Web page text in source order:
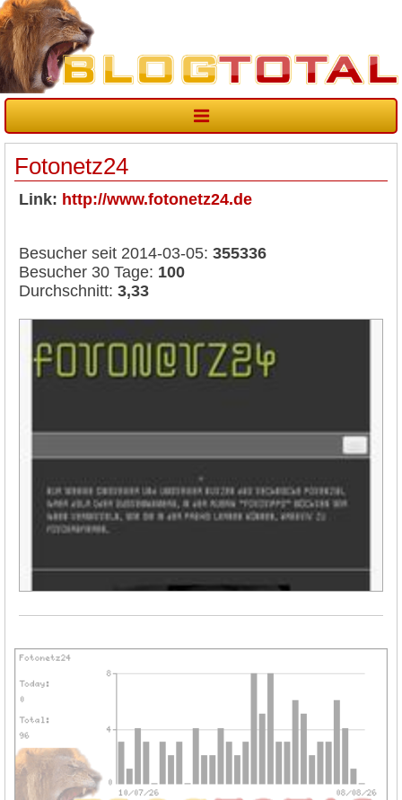
Fotonetz24
Link: http://www.fotonetz24.de
Besucher seit 2014-03-05: 355336
Besucher 30 Tage: 100
Durchschnitt: 3,33